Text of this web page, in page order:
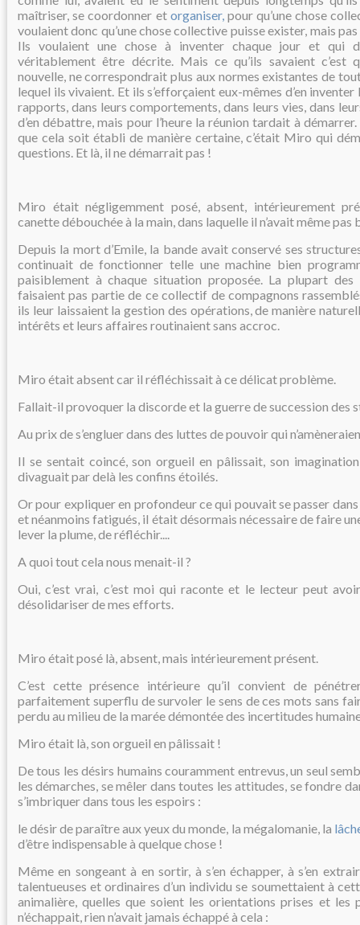
maîtriser, se coordonner et organiser, pour qu’une chose
voulaient donc qu’une chose collective puisse exister, mais
Ils voulaient une chose à inventer chaque jour et qui
véritablement être décrite. Mais ce qu’ils savaient c’est
nouvelle, ne correspondrait plus aux normes existantes de
lequel ils vivaient. Et ils s’efforçaient eux-mêmes d’en
rapports, dans leurs comportements, dans leurs vies, dans
d’en débattre, mais pour l’heure la réunion tardait à
que cela soit établi de manière certaine, c’était Miro qui
questions. Et là, il ne démarrait pas !
Miro était négligemment posé, absent, intérieurement
canette débouchée à la main, dans laquelle il n’avait même pas
Depuis la mort d’Emile, la bande avait conservé ses
continuait de fonctionner telle une machine bien
paisiblement à chaque situation proposée. La plupart des
faisaient pas partie de ce collectif de compagnons
ils leur laissaient la gestion des opérations, de manière
intérêts et leurs affaires routinaient sans accroc.
Miro était absent car il réfléchissait à ce délicat problème.
Fallait-il provoquer la discorde et la guerre de succession des
Au prix de s’engluer dans des luttes de pouvoir qui
Il se sentait coincé, son orgueil en pâlissait, son
divaguait par delà les confins étoilés.
Or pour expliquer en profondeur ce qui pouvait se passer
et néanmoins fatigués, il était désormais nécessaire de faire
lever la plume, de réfléchir....
A quoi tout cela nous menait-il ?
Oui, c’est vrai, c’est moi qui raconte et le lecteur peut
désolidariser de mes efforts.
Miro était posé là, absent, mais intérieurement présent.
C’est cette présence intérieure qu’il convient de
parfaitement superflu de survoler le sens de ces mots sans
perdu au milieu de la marée démontée des incertitudes
Miro était là, son orgueil en pâlissait !
De tous les désirs humains couramment entrevus, un seul
les démarches, se mêler dans toutes les attitudes, se fondre
s’imbriquer dans tous les espoirs :
le désir de paraître aux yeux du monde, la mégalomanie, la
d’être indispensable à quelque chose !
Même en songeant à en sortir, à s’en échapper, à s’en
talentueuses et ordinaires d’un individu se soumettaient à
animalière, quelles que soient les orientations prises et les
n’échappait, rien n’avait jamais échappé à cela :